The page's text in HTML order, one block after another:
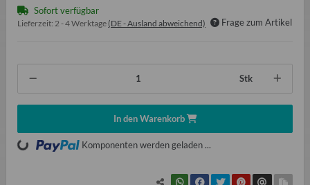
Sofort verfügbar
Lieferzeit: 2 - 4 Werktage (DE - Ausland abweichend) Frage zum Artikel
Stk
In den Warenkorb
Komponenten werden geladen ...